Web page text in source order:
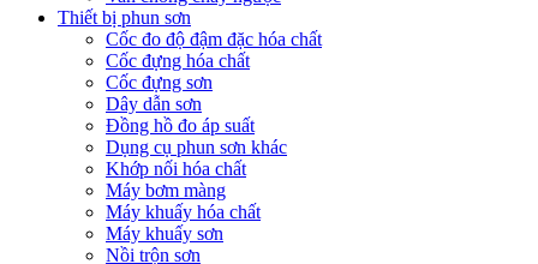
Thiết bị phun sơn
Cốc đo độ đậm đặc hóa chất
Cốc đựng hóa chất
Cốc đựng sơn
Dây dẫn sơn
Đồng hồ đo áp suất
Dụng cụ phun sơn khác
Khớp nối hóa chất
Máy bơm màng
Máy khuấy hóa chất
Máy khuấy sơn
Nồi trộn sơn